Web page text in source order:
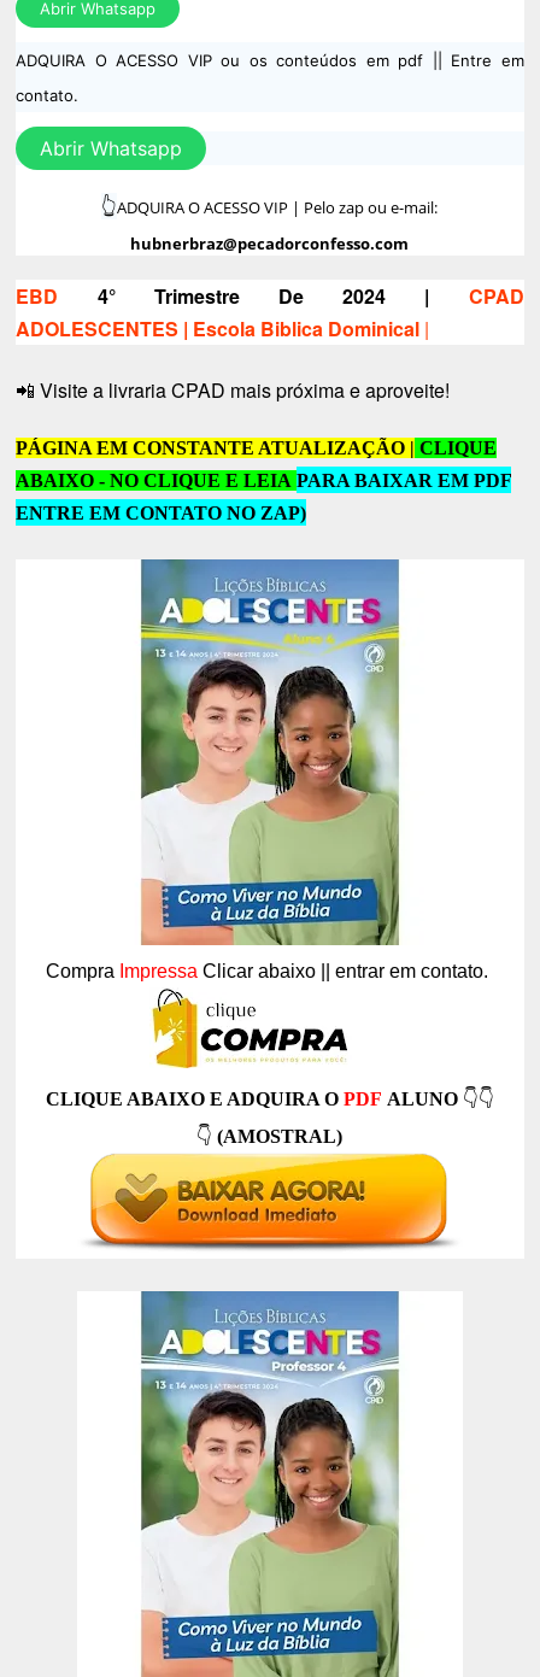
Abrir Whatsapp
ADQUIRA O ACESSO VIP ou os conteúdos em pdf || Entre em
contato.
Abrir Whatsapp
👆ADQUIRA O ACESSO VIP | Pelo zap ou e-mail:
hubnerbraz@pecadorconfesso.com
EBD 4° Trimestre De 2024 | CPAD
ADOLESCENTES | Escola Biblica Dominical |
📲 Visite a livraria CPAD mais próxima e aproveite!
PÁGINA EM CONSTANTE ATUALIZAÇÃO | CLIQUE
ABAIXO - NO CLIQUE E LEIAPARA BAIXAR EM PDF
ENTRE EM CONTATO NO ZAP)
Compra Impressa Clicar abaixo || entrar em contato.
CLIQUE ABAIXO E ADQUIRA O PDF ALUNO👇👇
👇(AMOSTRAL)